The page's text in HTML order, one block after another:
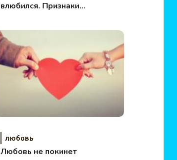
влюбился. Признаки
любовь
Любовь не покинет